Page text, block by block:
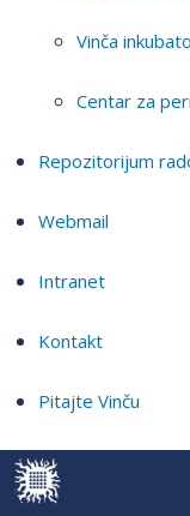
Vinča
Centar za
Repozitorijum
Webmail
Intranet
Kontakt
Pitajte Vinču